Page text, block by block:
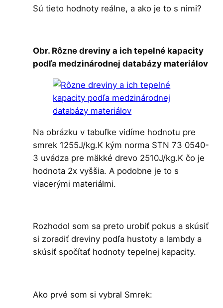
Sú tieto hodnoty reálne, a ako je to s nimi?
Obr. Rôzne dreviny a ich tepelné kapacity
podľa medzinárodnej databázy materiálov
Na obrázku v tabuľke vidíme hodnotu pre
smrek 1255J/kg.K kým norma STN 73 0540-
3 uvádza pre mäkké drevo 2510J/kg.K čo je
hodnota 2x vyššia. A podobne je to s
viacerými materiálmi.
Rozhodol som sa preto urobiť pokus a skúsiť
si zoradiť dreviny podľa hustoty a lambdy a
skúsiť spočítať hodnoty tepelnej kapacity.
Ako prvé som si vybral Smrek: